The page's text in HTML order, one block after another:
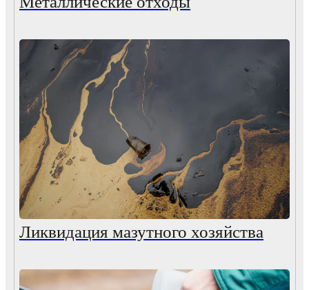
Ликвидация мазутного хозяйства